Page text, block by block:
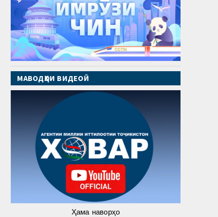
МАВОДҲОИ ВИДЕОӢ
Ҳама наворҳо